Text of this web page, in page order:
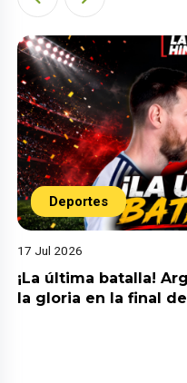
Deportes
17 Jul 2026
¡La última batalla!
la gloria en la final